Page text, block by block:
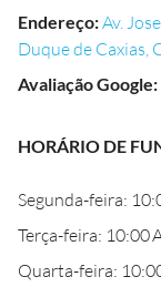
Endereço:Av.
Duque de Caxias,
Avaliação Google:
HORÁRIO DE
Segunda-feira:
Terça-feira: 10:00
Quarta-feira: